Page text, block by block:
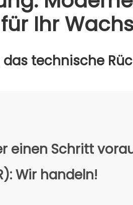
Ihr
tech­ni­sche
einen Schritt
Wir han­deln!